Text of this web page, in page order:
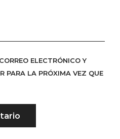
ELECTRÓNICO Y
PARA LA PRÓXIMA VEZ QUE